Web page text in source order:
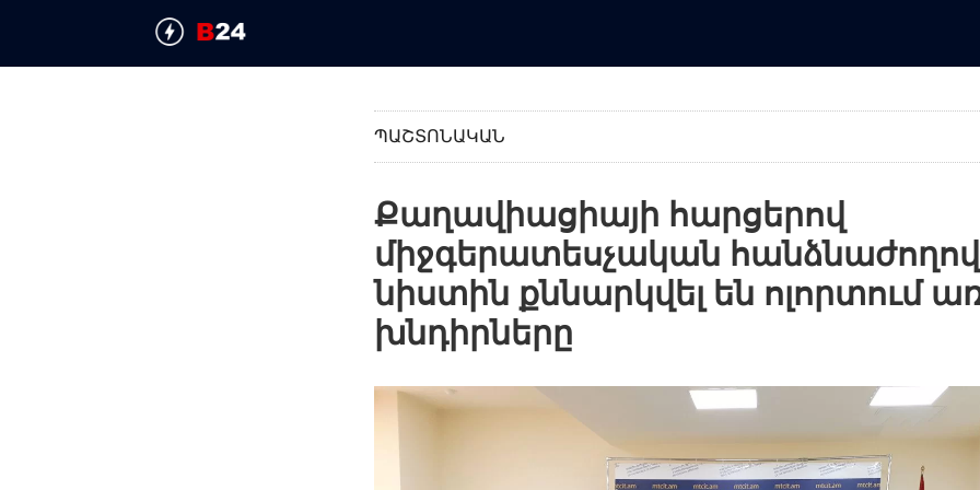
ՊԱՇՏՈՆԱԿԱՆ
Քաղավիացիայի հարցերով
միջգերատեսչական
նիստին քննարկվել են ոլորտում
խնդիրները